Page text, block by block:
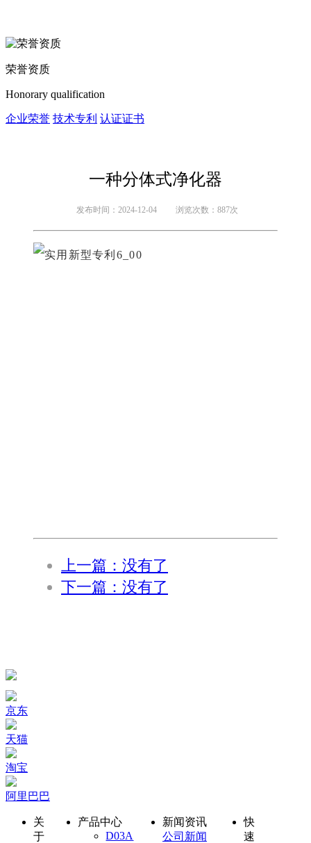
荣誉资质
Honorary qualification
企业荣誉 技术专利 认证证书
一种分体式净化器
发布时间：2024-12-04 浏览次数：887次
上一篇：没有了
下一篇：没有了
京东
天猫
淘宝
阿里巴巴
关
于
产品中心
D03A
新闻资讯
公司新闻
快
速